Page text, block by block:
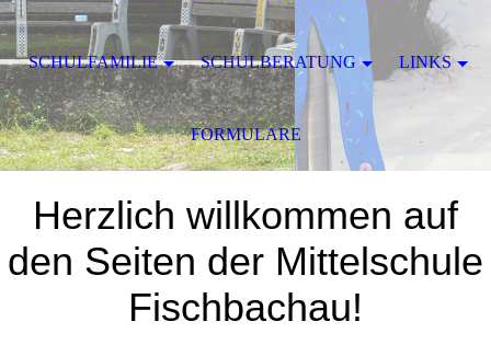
Herzlich willkommen auf
den Seiten der Mittelschule
Fischbachau!
SCHULFAMILIE SCHULBERATUNG LINKS
FORMULARE